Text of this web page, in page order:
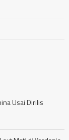
Usai Dirilis